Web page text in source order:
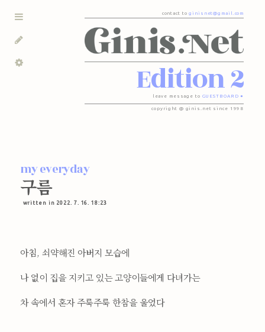
contact toginisnet@gmail.com
Edition 2
leave message to GUESTBOARD ●
copyright @ ginis.net since 1998
my everyday
구름
written in 2022. 7. 16. 18:23
아침, 쇠약해진 아버지 모습에
나 없이 집을 지키고 있는 고양이들에게 다녀가는
차 속에서 혼자 주룩주룩 한참을 울었다